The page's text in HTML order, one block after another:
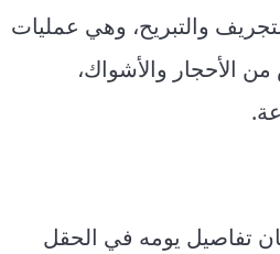
والتبريح، وهي عمليات
الأحجار والأشواك،
تفاصيل يومه في الحقل